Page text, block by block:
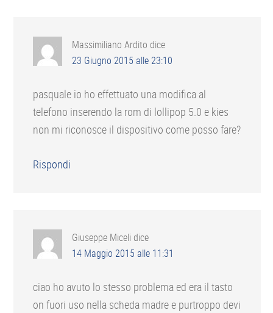
Massimiliano Ardito dice
23 Giugno 2015 alle 23:10
pasquale io ho effettuato una modifica al
telefono inserendo la rom di lollipop 5.0 e kies
non mi riconosce il dispositivo come posso fare?
Rispondi
Giuseppe Miceli dice
14 Maggio 2015 alle 11:31
ciao ho avuto lo stesso problema ed era il tasto
on fuori uso nella scheda madre e purtroppo devi